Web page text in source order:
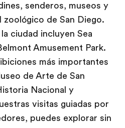
senderos, museos y
zoológico de San Diego.
ciudad incluyen Sea
Amusement Park.
más importantes
de Arte de San
Nacional y
visitas guiadas por
puedes explorar sin